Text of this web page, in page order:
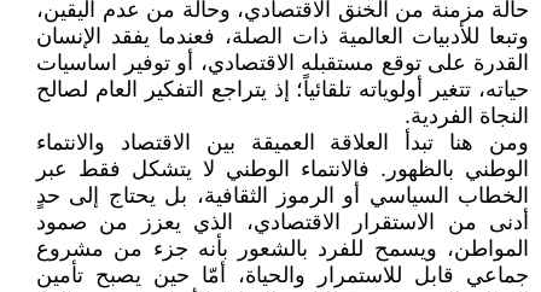
حالة مزمنة من الخنق الاقتصادي، وحالة من عدم اليقين،
وتبعا للأدبيات العالمية ذات الصلة، فعندما يفقد الإنسان
القدرة على توقع مستقبله الاقتصادي، أو توفير اساسيات
حياته، تتغير أولوياته تلقائياً؛ إذ يتراجع التفكير العام لصالح
النجاة الفردية.
ومن هنا تبدأ العلاقة العميقة بين الاقتصاد والانتماء
الوطني بالظهور. فالانتماء الوطني لا يتشكل فقط عبر
الخطاب السياسي أو الرموز الثقافية، بل يحتاج إلى حدٍ
أدنى من الاستقرار الاقتصادي، الذي يعزز من صمود
المواطن، ويسمح للفرد بالشعور بأنه جزء من مشروع
جماعي قابل للاستمرار والحياة، أمّا حين يصبح تأمين